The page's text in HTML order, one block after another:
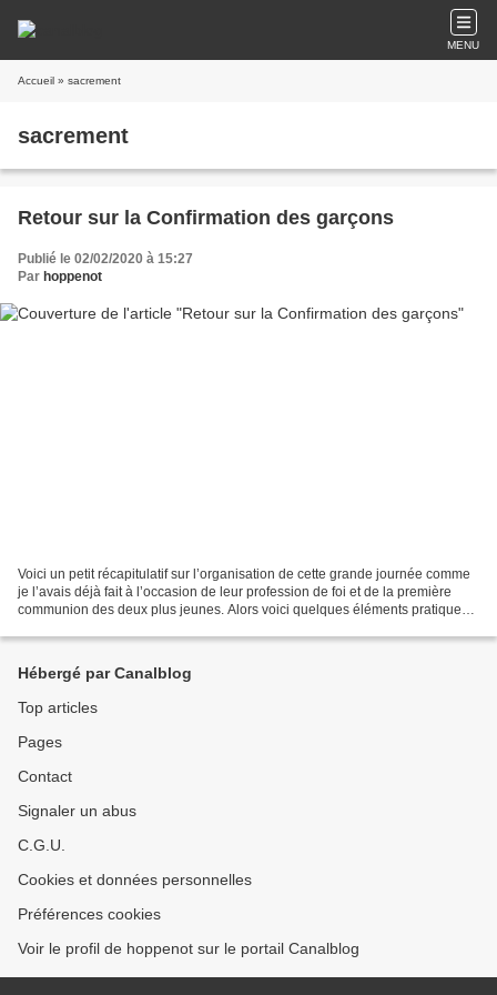
MENU
Accueil » sacrement
sacrement
Retour sur la Confirmation des garçons
Publié le 02/02/2020 à 15:27
Par hoppenot
Voici un petit récapitulatif sur l’organisation de cette grande journée comme
je l’avais déjà fait à l’occasion de leur profession de foi et de la première
communion des deux plus jeunes. Alors voici quelques éléments pratiques
Hébergé par Canalblog
Top articles
Pages
Contact
Signaler un abus
C.G.U.
Cookies et données personnelles
Préférences cookies
Voir le profil de hoppenot sur le portail Canalblog